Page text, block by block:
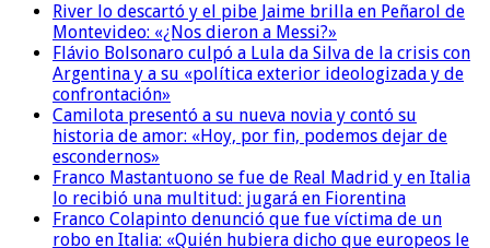
River lo descartó y el pibe Jaime brilla en Peñarol de
Montevideo: «¿Nos dieron a Messi?»
Flávio Bolsonaro culpó a Lula da Silva de la crisis con
Argentina y a su «política exterior ideologizada y de
confrontación»
Camilota presentó a su nueva novia y contó su
historia de amor: «Hoy, por fin, podemos dejar de
escondernos»
Franco Mastantuono se fue de Real Madrid y en Italia
lo recibió una multitud: jugará en Fiorentina
Franco Colapinto denunció que fue víctima de un
robo en Italia: «Quién hubiera dicho que europeos le